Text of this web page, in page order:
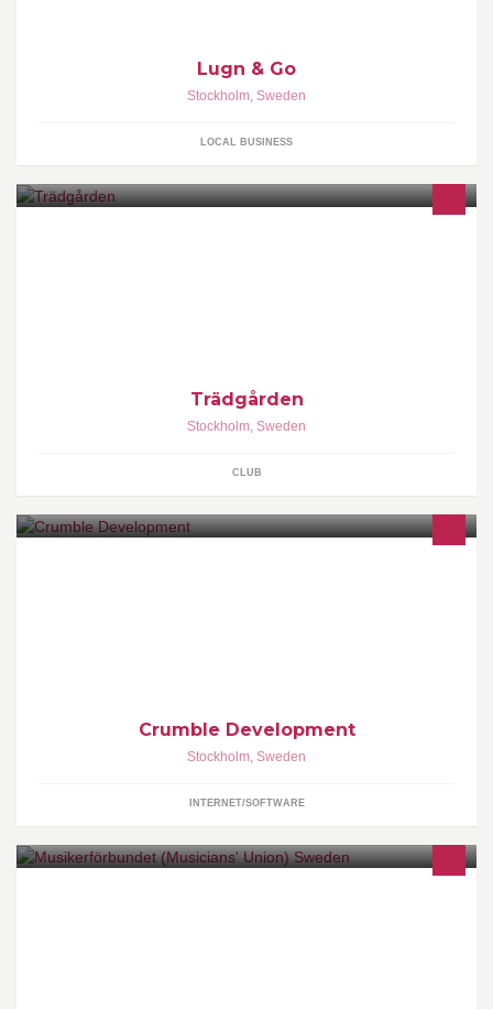
Lugn & Go
Stockholm, Sweden
LOCAL BUSINESS
Trädgården
Stockholm, Sweden
CLUB
Crumble Development
Stockholm, Sweden
INTERNET/SOFTWARE